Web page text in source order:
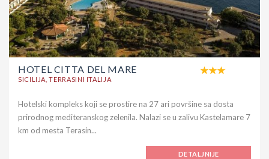
HOTEL CITTA DEL MARE
SICILIJA, TERRASINI ITALIJA
Hotelski kompleks koji se prostire na 27 ari površine sa dosta
prirodnog mediteranskog zelenila. Nalazi se u zalivu Kastelamare 7
km od mesta Terasin...
DETALJNIJE